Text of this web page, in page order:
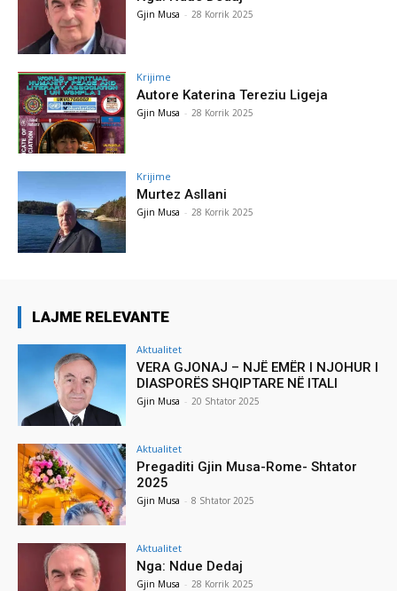
Gjin Musa - 28 Korrik 2025
Krijime
Autore Katerina Tereziu Ligeja
Gjin Musa - 28 Korrik 2025
Krijime
Murtez Asllani
Gjin Musa - 28 Korrik 2025
LAJME RELEVANTE
Aktualitet
VERA GJONAJ – NJË EMËR I NJOHUR I
DIASPORËS SHQIPTARE NË ITALI
Gjin Musa - 20 Shtator 2025
Aktualitet
Pregaditi Gjin Musa-Rome- Shtator
2025
Gjin Musa - 8 Shtator 2025
Aktualitet
Nga: Ndue Dedaj
Gjin Musa - 28 Korrik 2025